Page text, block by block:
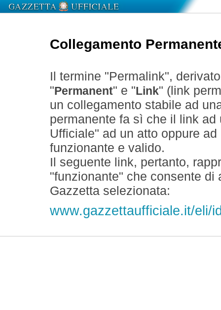
Collegamento
Il termine "Permalink",
" Permanent" e " Link" (link
un collegamento stabile ad
permanente fa sì che il link
Ufficiale" ad un atto oppure
funzionante e valido.
Il seguente link, pertanto,
"funzionante" che consente
Gazzetta selezionata:
www.gazzettaufficiale.it/eli/